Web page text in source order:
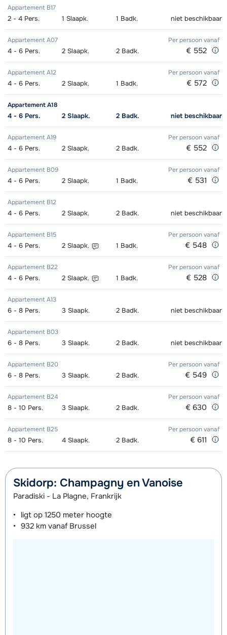
Appartement B17
2 - 4 Pers. 1 Slaapk. 1 Badk. niet beschikbaar
Appartement A07 Per persoonvanaf
4 - 6 Pers. 2 Slaapk. 2 Badk. € 552
Appartement A12 Per persoonvanaf
4 - 6 Pers. 2 Slaapk. 1 Badk. € 572
Appartement A18
4 - 6 Pers. 2 Slaapk. 2 Badk. niet beschikbaar
Appartement A19 Per persoonvanaf
4 - 6 Pers. 2 Slaapk. 2 Badk. € 552
Appartement B09 Per persoonvanaf
4 - 6 Pers. 2 Slaapk. 1 Badk. € 531
Appartement B12
4 - 6 Pers. 2 Slaapk. 2 Badk. niet beschikbaar
Appartement B15 Per persoonvanaf
4 - 6 Pers. 2 Slaapk. 1 Badk. € 548
Appartement B22 Per persoonvanaf
4 - 6 Pers. 2 Slaapk. 1 Badk. € 528
Appartement A13
6 - 8 Pers. 3 Slaapk. 2 Badk. niet beschikbaar
Appartement B03
6 - 8 Pers. 3 Slaapk. 2 Badk. niet beschikbaar
Appartement B20 Per persoonvanaf
6 - 8 Pers. 3 Slaapk. 2 Badk. € 549
Appartement B24 Per persoonvanaf
8 - 10 Pers. 3 Slaapk. 2 Badk. € 630
Appartement B25 Per persoonvanaf
8 - 10 Pers. 4 Slaapk. 2 Badk. € 611
Skidorp: Champagny en Vanoise
Paradiski - La Plagne, Frankrijk
ligt op 1250 meter hoogte
932 km vanaf Brussel